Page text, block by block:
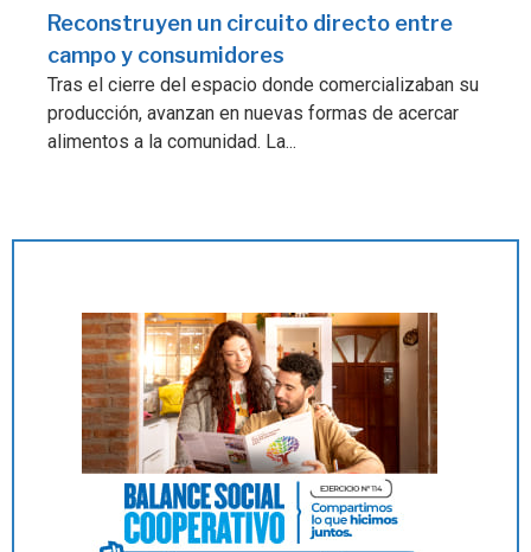
Reconstruyen un circuito directo entre
campo y consumidores
Tras el cierre del espacio donde comercializaban su
producción, avanzan en nuevas formas de acercar
alimentos a la comunidad. La...